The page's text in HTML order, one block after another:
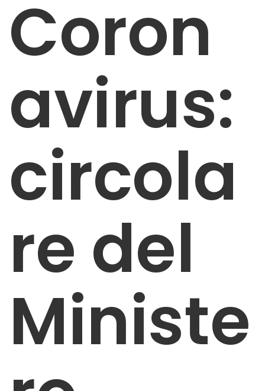
Coron
avirus:
circola
re del
Ministe